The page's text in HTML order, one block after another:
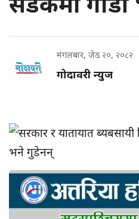
मंगलबार, जेठ २०, २०८२
गोदावरी न्युज